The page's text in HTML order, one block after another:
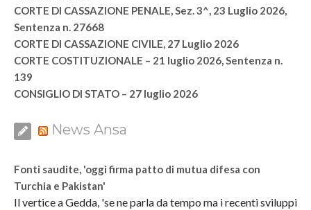
CORTE DI CASSAZIONE PENALE, Sez. 3^, 23 Luglio 2026,
Sentenza n. 27668
CORTE DI CASSAZIONE CIVILE, 27 Luglio 2026
CORTE COSTITUZIONALE – 21 luglio 2026, Sentenza n.
139
CONSIGLIO DI STATO – 27 luglio 2026
News Ansa
Fonti saudite, 'oggi firma patto di mutua difesa con
Turchia e Pakistan'
Il vertice a Gedda, 'se ne parla da tempo ma i recenti sviluppi